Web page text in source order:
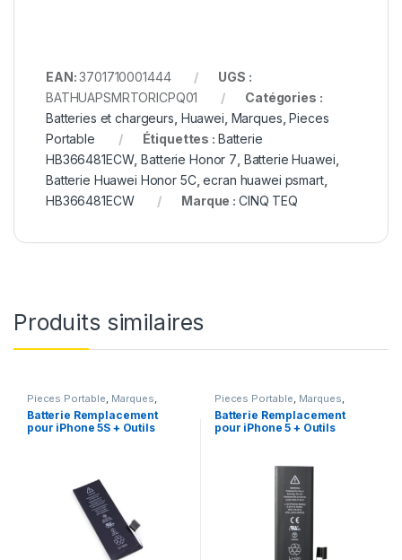
EAN:3701710001444
UGS :
BATHUAPSMRTORICPQ01
Catégories :
Batteries et chargeurs Huawei Marques ,Pieces
Portable
Étiquettes : Batterie
HB366481ECW,Batterie Honor 7 Batterie Huawei
Batterie Huawei Honor 5C,ecran huawei psmart,
HB366481ECW
Marque : CINQ TEQ
Produits similaires
Pieces Portable, Marques,
Apple iPhone 5s Batteries et
chargeurs,Batteries Apple
Batterie Remplacement
pour iPhone 5S + Outils
Pieces Portable, Marques,
Apple iPhone 5 , Batteries et
chargeurs,Batteries Apple
Batterie Remplacement
pour iPhone 5 + Outils